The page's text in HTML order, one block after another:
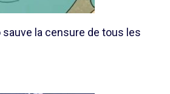
sauve la censure de tous les